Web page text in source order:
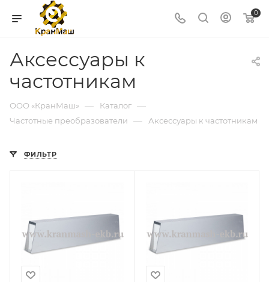
0
Аксессуары к
частотникам
ООО «КранМаш» — Каталог —
Частотные преобразователи — Аксессуары к частотникам
ФИЛЬТР